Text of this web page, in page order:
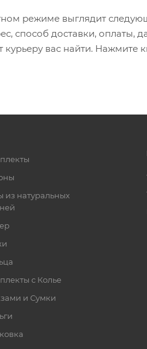
режиме выглядит
способ доставки, оплаты,
вас найти. Нажмите
из натуральных
с Колье
и Сумки